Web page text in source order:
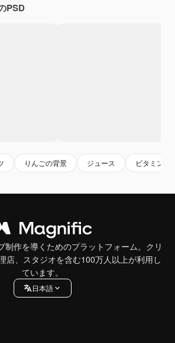
PSD
りんごの背景 ジュース ビタミン
制作を導くためのプラットフォーム。クリ
店、スタジオを含む100万人以上が利用し
ています。
日本語